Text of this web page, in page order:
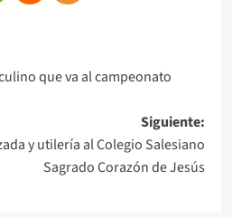
que va al campeonato
Siguiente:
y utilería al Colegio Salesiano
Sagrado Corazón de Jesús